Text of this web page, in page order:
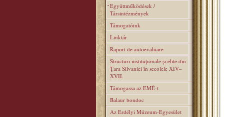
Együttműködések /
Társintézmények
Támogatóink
Linktár
Raport de autoevaluare
Structuri instituţionale şi elite din
Ţara Silvaniei în secolele XIV–
XVII.
Támogassa az EMÉ-t
Balaur bondoc
Az Erdélyi Múzeum-Egyesület